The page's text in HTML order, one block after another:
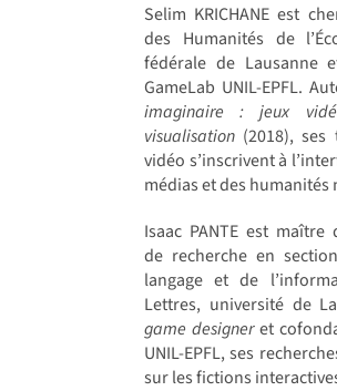
Selim KRICHANE est
des Humanités de
fédérale de Lausanne
GameLab UNIL-EPFL.
imaginaire : jeux
visualisation (2018),
vidéo s’inscrivent à
médias et des humanités
Isaac PANTE est maître
de recherche en
langage et de
Lettres, université de
game designeret
UNIL-EPFL, ses
sur les fictions